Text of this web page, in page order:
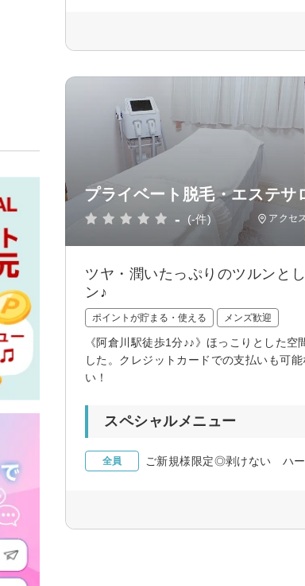
プライベート脱毛・エステ
- (-件) アクセ
ツヤ・潤いたっぷりのツルンと
ン♪
ポイントが貯まる・使える メンズ歓迎
《阿倉川駅徒歩1分♪♪》ほっこりとした
した。クレジットカードでの支払いも可
い！
スペシャルメニュー
全員 ご新規様限定◎剥けない ハー